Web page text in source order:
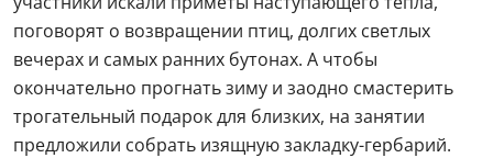
поговорят о возвращении птиц, долгих светлых
вечерах и самых ранних бутонах. А чтобы
окончательно прогнать зиму и заодно смастерить
трогательный подарок для близких, на занятии
предложили собрать изящную закладку-гербарий.